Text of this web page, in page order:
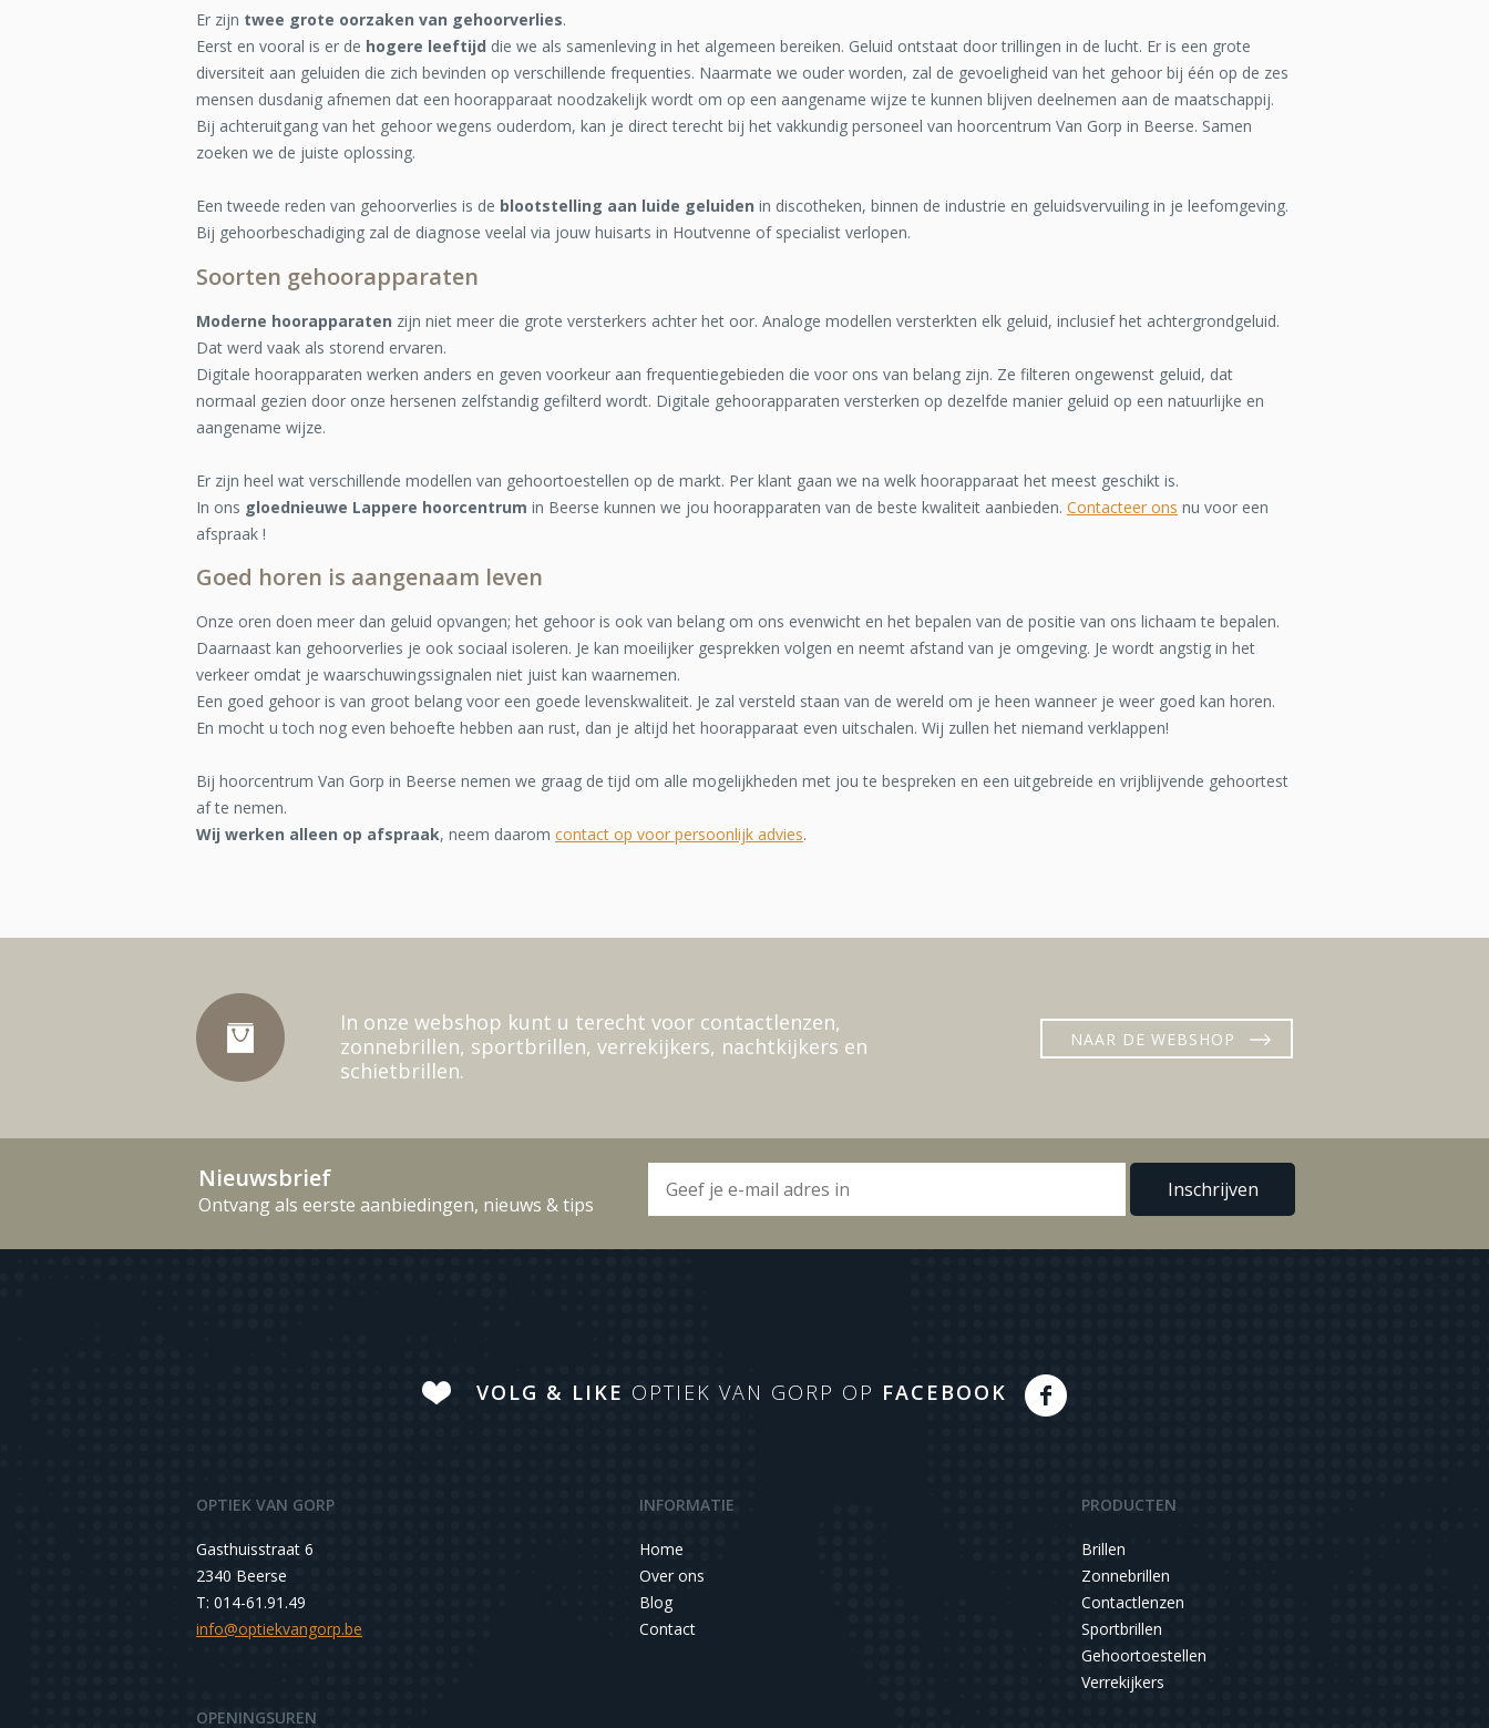
Er zijn twee grote oorzaken van gehoorverlies.
Eerst en vooral is er de hogere leeftijd die we als samenleving in het algemeen bereiken. Geluid ontstaat door trillingen in de lucht. Er is een grote
diversiteit aan geluiden die zich bevinden op verschillende frequenties. Naarmate we ouder worden, zal de gevoeligheid van het gehoor bij één op de zes
mensen dusdanig afnemen dat een hoorapparaat noodzakelijk wordt om op een aangename wijze te kunnen blijven deelnemen aan de maatschappij.
Bij achteruitgang van het gehoor wegens ouderdom, kan je direct terecht bij het vakkundig personeel van hoorcentrum Van Gorp in Beerse. Samen
zoeken we de juiste oplossing.
Een tweede reden van gehoorverlies is de blootstelling aan luide geluiden in discotheken, binnen de industrie en geluidsvervuiling in je leefomgeving.
Bij gehoorbeschadiging zal de diagnose veelal via jouw huisarts in Houtvenne of specialist verlopen.
Soorten gehoorapparaten
Moderne hoorapparaten zijn niet meer die grote versterkers achter het oor. Analoge modellen versterkten elk geluid, inclusief het achtergrondgeluid.
Dat werd vaak als storend ervaren.
Digitale hoorapparaten werken anders en geven voorkeur aan frequentiegebieden die voor ons van belang zijn. Ze filteren ongewenst geluid, dat
normaal gezien door onze hersenen zelfstandig gefilterd wordt. Digitale gehoorapparaten versterken op dezelfde manier geluid op een natuurlijke en
aangename wijze.
Er zijn heel wat verschillende modellen van gehoortoestellen op de markt. Per klant gaan we na welk hoorapparaat het meest geschikt is.
In ons gloednieuwe Lappere hoorcentrum in Beerse kunnen we jou hoorapparaten van de beste kwaliteit aanbieden. Contacteer ons nu voor een
afspraak !
Goed horen is aangenaam leven
Onze oren doen meer dan geluid opvangen; het gehoor is ook van belang om ons evenwicht en het bepalen van de positie van ons lichaam te bepalen.
Daarnaast kan gehoorverlies je ook sociaal isoleren. Je kan moeilijker gesprekken volgen en neemt afstand van je omgeving. Je wordt angstig in het
verkeer omdat je waarschuwingssignalen niet juist kan waarnemen.
Een goed gehoor is van groot belang voor een goede levenskwaliteit. Je zal versteld staan van de wereld om je heen wanneer je weer goed kan horen.
En mocht u toch nog even behoefte hebben aan rust, dan je altijd het hoorapparaat even uitschalen. Wij zullen het niemand verklappen!
Bij hoorcentrum Van Gorp in Beerse nemen we graag de tijd om alle mogelijkheden met jou te bespreken en een uitgebreide en vrijblijvende gehoortest
af te nemen.
Wij werken alleen op afspraak, neem daarom contact op voor persoonlijk advies.
In onze webshop kunt u terecht voor contactlenzen,
zonnebrillen, sportbrillen, verrekijkers, nachtkijkers en
schietbrillen.
NAAR DE WEBSHOP
Nieuwsbrief
Ontvang als eerste aanbiedingen, nieuws & tips
VOLG & LIKE OPTIEK VAN GORP OP FACEBOOK
OPTIEK VAN GORP
Gasthuisstraat 6
2340 Beerse
T: 014-61.91.49
info@optiekvangorp.be
INFORMATIE
Home
Over ons
Blog
Contact
PRODUCTEN
Brillen
Zonnebrillen
Contactlenzen
Sportbrillen
Gehoortoestellen
Verrekijkers
OPENINGSUREN